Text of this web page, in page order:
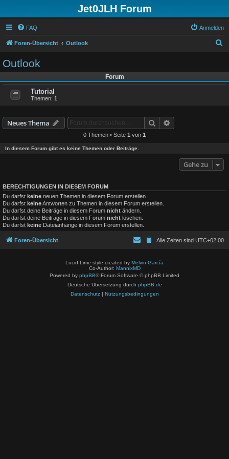
Jet0JLH Forum
FAQ Anmelden
Foren-Übersicht Outlook
Outlook
Forum
Tutorial
Themen: 1
Neues Thema Suche
0 Themen • Seite 1 von 1
In diesem Forum gibt es keine Themen oder Beiträge.
Gehe zu
BERECHTIGUNGEN IN DIESEM FORUM
Du darfst keine neuen Themen in diesem Forum erstellen.
Du darfst keineAntworten zu Themen in diesem Forum erstellen.
Du darfst deine Beiträge in diesem Forum nicht ändern.
Du darfst deine Beiträge in diesem Forum nicht löschen.
Du darfst keine Dateianhänge in diesem Forum erstellen.
Foren-Übersicht Alle Zeiten sind UTC+02:00
Lucid Lime style created by Melvin García
Co-Author: MannixMD
Powered by phpBB® Forum Software © phpBB Limited
Deutsche Übersetzung durch phpBB.de
Datenschutz| Nutzungsbedingungen